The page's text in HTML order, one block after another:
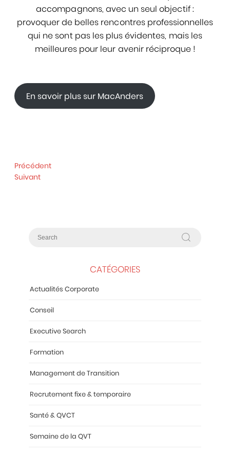
accompagnons, avec un seul objectif :
provoquer de belles rencontres professionnelles
qui ne sont pas les plus évidentes, mais les
meilleures pour leur avenir réciproque !
En savoir plus sur MacAnders
Précédent
Suivant
CATÉGORIES
Actualités Corporate
Conseil
Executive Search
Formation
Management de Transition
Recrutement fixe & temporaire
Santé & QVCT
Semaine de la QVT